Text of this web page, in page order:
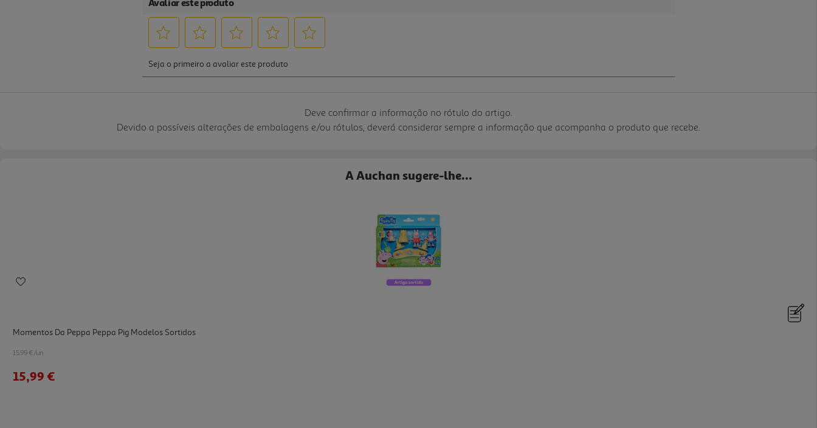
Deve confirmar a informação no rótulo do artigo.
Devido a possíveis alterações de embalagens e/ou rótulos, deverá considerar sempre a informação que acompanha o produto que recebe.
A Auchan sugere-lhe...
Momentos Da Peppa Peppa Pig Modelos Sortidos
15.99 €/un
15,99 €